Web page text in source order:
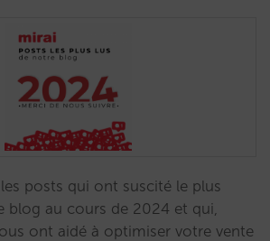
posts qui ont suscité le plus
blog au cours de 2024 et qui,
ont aidé à optimiser votre vente